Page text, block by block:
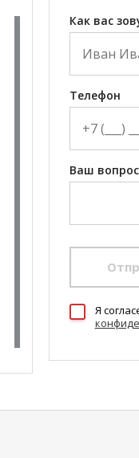
Как вас
Телефон
Ваш вопрос
Я